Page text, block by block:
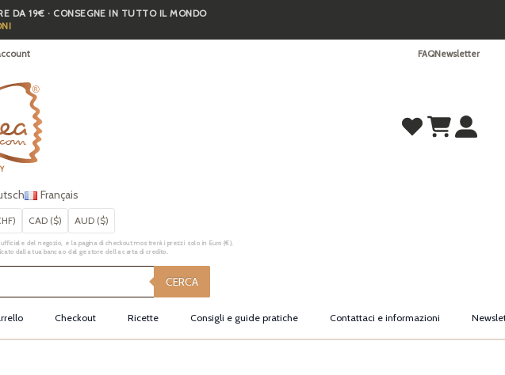
DA 19€ · CONSEGNE IN TUTTO IL MONDO
FAQNewsletter
Français
CAD ($) AUD ($)
del negozio, e la pagina di checkout mostrerà i prezzi solo in Euro (€).
dalla tua banca o dal gestore della carta di credito.
CERCA
Checkout Ricette Consigli e guide pratiche Contattaci e informazioni